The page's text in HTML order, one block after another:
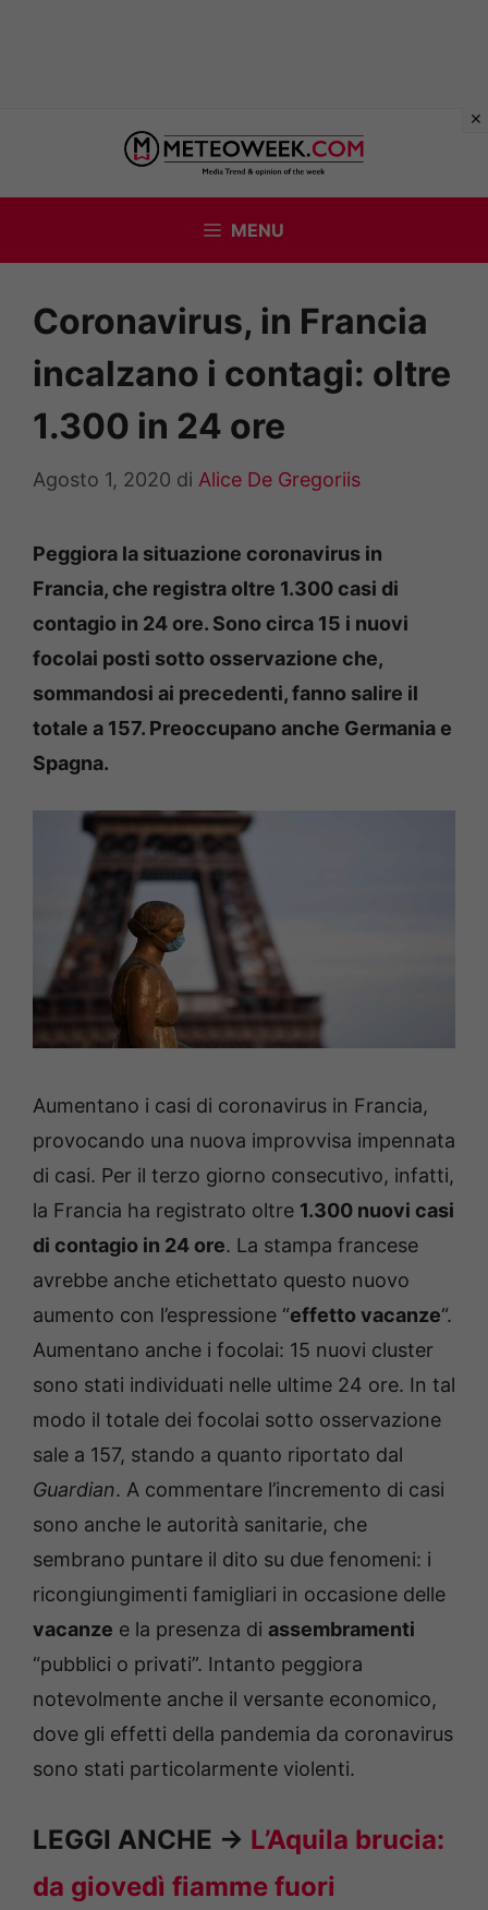
contenuto
MENU
Coronavirus, in Francia
incalzano i contagi: oltre
1.300 in 24 ore
Agosto 1, 2020 di Alice De Gregoriis
Peggiora la situazione coronavirus in
Francia, che registra oltre 1.300 casi di
contagio in 24 ore. Sono circa 15 i nuovi
focolai posti sotto osservazione che,
sommandosi ai precedenti, fanno salire il
totale a 157. Preoccupano anche Germania e
Spagna.
Aumentano i casi di coronavirus in Francia,
provocando una nuova improvvisa impennata
di casi. Per il terzo giorno consecutivo, infatti,
la Francia ha registrato oltre 1.300 nuovi casi
di contagio in 24 ore. La stampa francese
avrebbe anche etichettato questo nuovo
aumento con l’espressione “effetto vacanze“.
Aumentano anche i focolai: 15 nuovi cluster
sono stati individuati nelle ultime 24 ore. In tal
modo il totale dei focolai sotto osservazione
sale a 157, stando a quanto riportato dal
Guardian. A commentare l’incremento di casi
sono anche le autorità sanitarie, che
sembrano puntare il dito su due fenomeni: i
ricongiungimenti famigliari in occasione delle
vacanze e la presenza di assembramenti
“pubblici o privati”. Intanto peggiora
notevolmente anche il versante economico,
dove gli effetti della pandemia da coronavirus
sono stati particolarmente violenti.
LEGGI ANCHE -> L’Aquila brucia:
da giovedì fiamme fuori